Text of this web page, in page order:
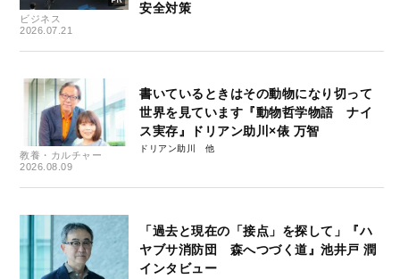
ビジネス
2026.07.21
安全対策
教養・カルチャー
2026.08.09
書いているときはその動物になり切って
世界を見ています『動物哲学物語 ナイ
ス実存』ドリアン助川×俵 万智
ドリアン助川
「過去と現在の「接点」を探して」『ハ
ヤブサ消防団 森へつづく道』池井戸 潤
インタビュー